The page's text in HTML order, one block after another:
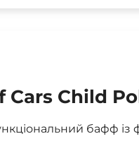
Child
бафф із